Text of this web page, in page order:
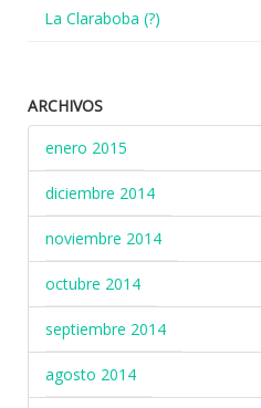
La Claraboba (?)
ARCHIVOS
enero 2015
diciembre 2014
noviembre 2014
octubre 2014
septiembre 2014
agosto 2014